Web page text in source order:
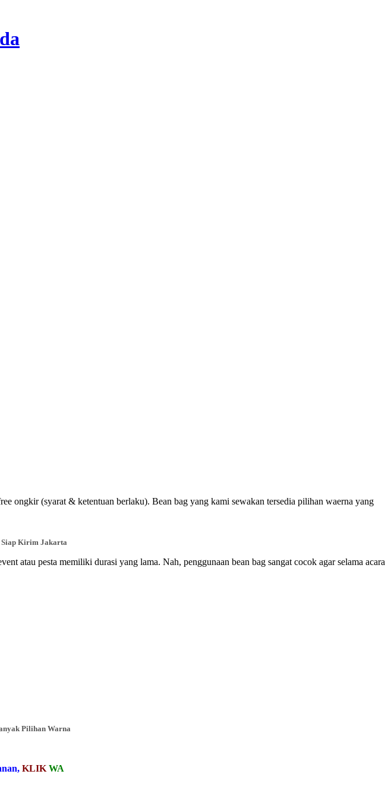
ongkir (syarat & ketentuan berlaku). Bean bag yang kami sewakan tersedia pilihan waerna yang
Siap Kirim Jakarta
atau pesta memiliki durasi yang lama. Nah, penggunaan bean bag sangat cocok agar selama acara
Pilihan Warna
KLIK WA